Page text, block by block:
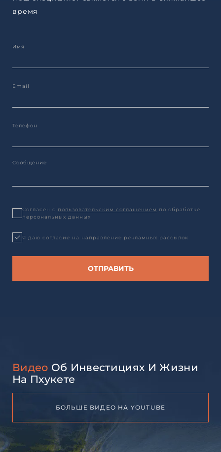
время
Согласен с пользовательским соглашением по обработке
персональных данных
Я даю согласие на направление рекламных рассылок
Видео Об Инвестициях И Жизни
На Пхукете
БОЛЬШЕ ВИДЕО НА YOUTUBE